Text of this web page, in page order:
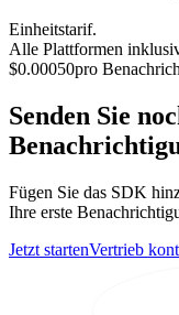
Einheitstarif.
Alle Plattformen
$0.00050pro
Senden Sie
Fügen Sie das SDK
Ihre erste
Jetzt startenVertrieb